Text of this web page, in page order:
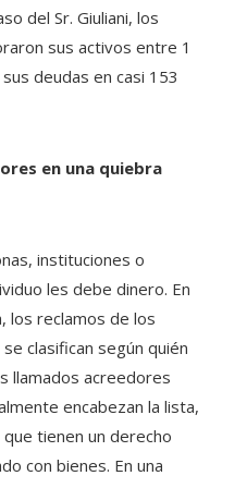
del Sr. Giuliani, los
sus activos entre 1
deudas en casi 153
en una quiebra
instituciones o
les debe dinero. En
los reclamos de los
clasifican según quién
llamados acreedores
encabezan la lista,
tienen un derecho
con bienes. En una